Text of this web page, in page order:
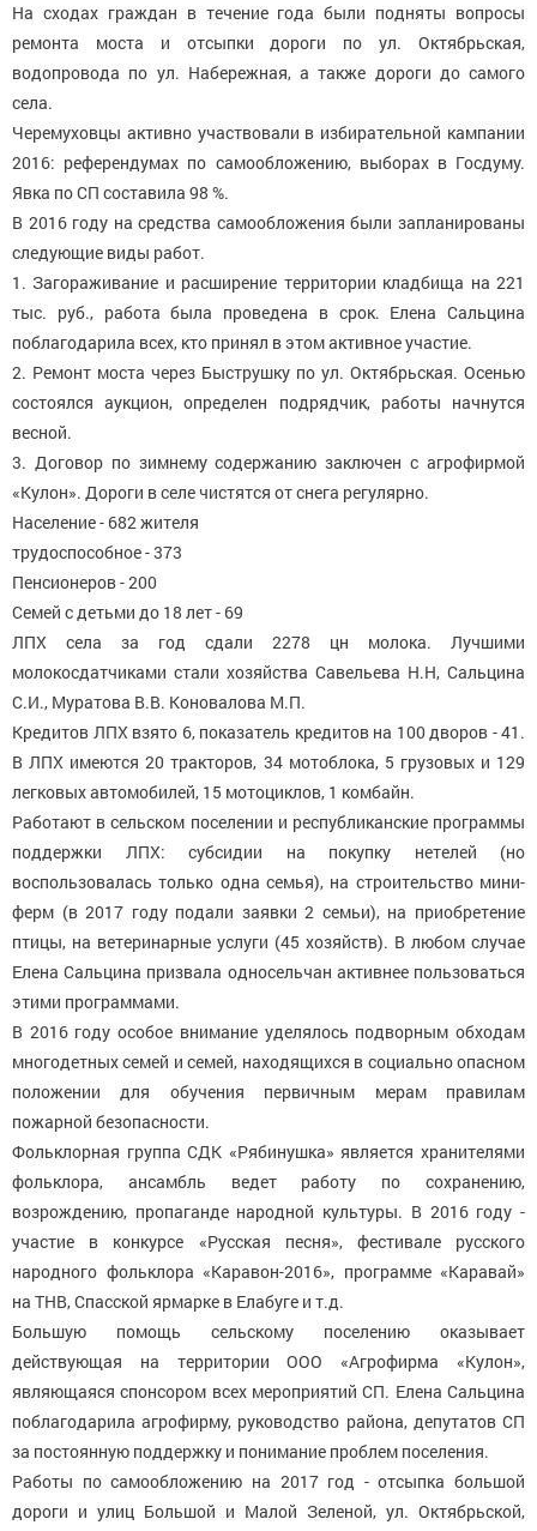
На сходах граждан в течение года были подняты вопросы
ремонта моста и отсыпки дороги по ул. Октябрьская,
водопровода по ул. Набережная, а также дороги до самого
села.
Черемуховцы активно участвовали в избирательной кампании
2016: референдумах по самообложению, выборах в Госдуму.
Явка по СП составила 98 %.
В 2016 году на средства самообложения были запланированы
следующие виды работ.
1. Загораживание и расширение территории кладбища на 221
тыс. руб., работа была проведена в срок. Елена Сальцина
поблагодарила всех, кто принял в этом активное участие.
2. Ремонт моста через Быструшку по ул. Октябрьская. Осенью
состоялся аукцион, определен подрядчик, работы начнутся
весной.
3. Договор по зимнему содержанию заключен с агрофирмой
«Кулон». Дороги в селе чистятся от снега регулярно.
Население - 682 жителя
трудоспособное - 373
Пенсионеров - 200
Семей с детьми до 18 лет - 69
ЛПХ села за год сдали 2278 цн молока. Лучшими
молокосдатчиками стали хозяйства Савельева Н.Н, Сальцина
С.И., Муратова В.В. Коновалова М.П.
Кредитов ЛПХ взято 6, показатель кредитов на 100 дворов - 41.
В ЛПХ имеются 20 тракторов, 34 мотоблока, 5 грузовых и 129
легковых автомобилей, 15 мотоциклов, 1 комбайн.
Работают в сельском поселении и республиканские программы
поддержки ЛПХ: субсидии на покупку нетелей (но
воспользовалась только одна семья), на строительство мини-
ферм (в 2017 году подали заявки 2 семьи), на приобретение
птицы, на ветеринарные услуги (45 хозяйств). В любом случае
Елена Сальцина призвала односельчан активнее пользоваться
этими программами.
В 2016 году особое внимание уделялось подворным обходам
многодетных семей и семей, находящихся в социально опасном
положении для обучения первичным мерам правилам
пожарной безопасности.
Фольклорная группа СДК «Рябинушка» является хранителями
фольклора, ансамбль ведет работу по сохранению,
возрождению, пропаганде народной культуры. В 2016 году -
участие в конкурсе «Русская песня», фестивале русского
народного фольклора «Каравон-2016», программе «Каравай»
на ТНВ, Спасской ярмарке в Елабуге и т.д.
Большую помощь сельскому поселению оказывает
действующая на территории ООО «Агрофирма «Кулон»,
являющаяся спонсором всех мероприятий СП. Елена Сальцина
поблагодарила агрофирму, руководство района, депутатов СП
за постоянную поддержку и понимание проблем поселения.
Работы по самообложению на 2017 год - отсыпка большой
дороги и улиц Большой и Малой Зеленой, ул. Октябрьской,